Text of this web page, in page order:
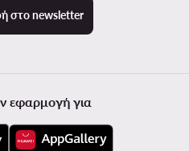
στο newsletter
εφαρμογή για